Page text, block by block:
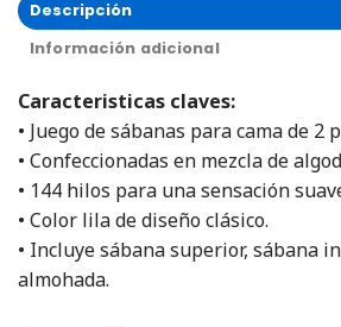
Descripción
Información adicional
Caracteristicas claves:
• Juego de sábanas para cama de 2
• Confeccionadas en mezcla de
• 144 hilos para una sensación
• Color lila de diseño clásico.
• Incluye sábana superior, sábana
almohada.